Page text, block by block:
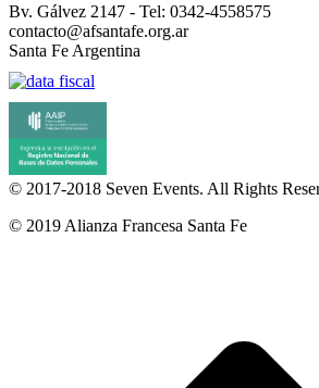
Bv. Gálvez 2147 - Tel: 0342-4558575
contacto@afsantafe.org.ar
Santa Fe Argentina
© 2017-2018 Seven Events. All Rights
© 2019 Alianza Francesa Santa Fe